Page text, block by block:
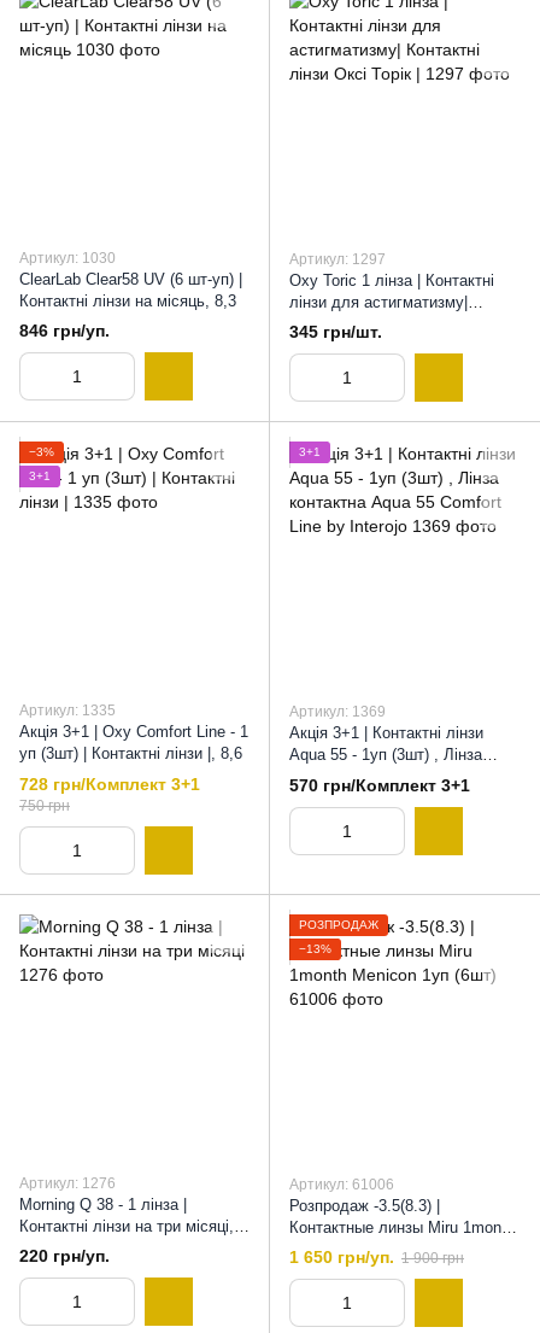
Артикул: 1030
СlearLab Clear58 UV (6 шт-уп) |
Контактні лінзи на місяць, 8,3
846 грн/уп.
Артикул: 1297
Oxy Toric 1 лінза | Контактні
лінзи для астигматизму|
Контактні лінзи Оксі Торік |, 8,6
345 грн/шт.
−3%
3+1
Артикул: 1335
Акція 3+1 | Oxy Comfort Line - 1
уп (3шт) | Контактні лінзи |, 8,6
728 грн/Комплект 3+1
750 грн
3+1
Артикул: 1369
Акція 3+1 | Контактні лінзи
Aqua 55 - 1уп (3шт) , Лінза
контактна Aqua 55 Comfort Line
by Interojo, 8,6
570 грн/Комплект 3+1
Артикул: 1276
Morning Q 38 - 1 лінза |
Контактні лінзи на три місяці,
8,6
220 грн/уп.
РОЗПРОДАЖ
−13%
Артикул: 61006
Розпродаж -3.5(8.3) |
Контактные линзы Miru 1month
Menicon 1уп (6шт), 8,3, -3,5
1 650 грн/уп. 1 900 грн